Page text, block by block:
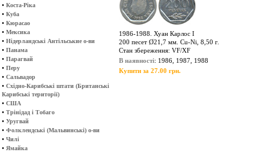
• Коста-Ріка
• Куба
• Кюрасао
• Мексика
• Нідерландські Антільськие о-ви
• Панама
• Парагвай
• Перу
• Сальвадор
• Східно-Карибські штати (Британські
Карибські території)
• США
• Трінідад і Тобаго
• Уругвай
• Фолклендські (Мальвинські) о-ви
• Чилі
• Ямайка
1986-1988. Хуан Карлос І
200 песет Ø21,7 мм. Cu-Ni, 8,50 г.
Стан збереження: VF/XF
В наявності: 1986, 1987, 1988
Купити за 27.00 грн.